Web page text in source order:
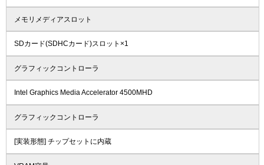
メモリメディアスロット
SDカード(SDHCカード)スロット×1
グラフィックコントローラ
Intel Graphics Media Accelerator 4500MHD
グラフィックコントローラ
[実装形態] チップセットに内蔵